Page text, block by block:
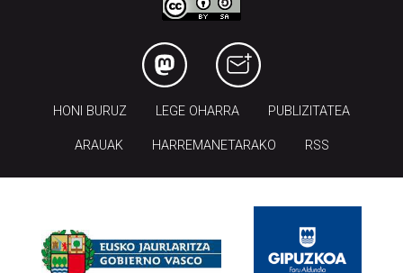
HONI BURUZ LEGE OHARRA PUBLIZITATEA
ARAUAK HARREMANETARAKO RSS